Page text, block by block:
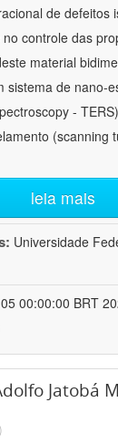
de defeitos
controle das
material
sistema de nano-
-
(scanning
leia mais
Universidade
00:00:00 BRT
Jatobá